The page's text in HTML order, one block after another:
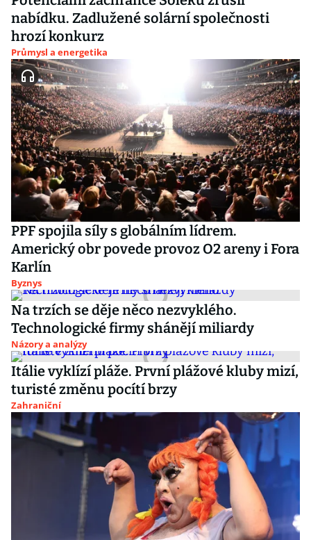
nabídku. Zadlužené solární společnosti
hrozí konkurz
Průmysl a energetika
PPF spojila síly s globálním lídrem.
Americký obr povede provoz O2 areny i Fora
Karlín
Byznys
Na trzích se děje něco nezvyklého.
Technologické firmy shánějí miliardy
Názory a analýzy
Itálie vyklízí pláže. První plážové kluby mizí,
turisté změnu pocítí brzy
Zahraniční